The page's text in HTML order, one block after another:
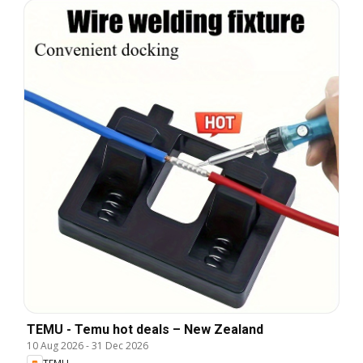
TEMU - Temu hot deals – New Zealand
10 Aug 2026-31 Dec 2026